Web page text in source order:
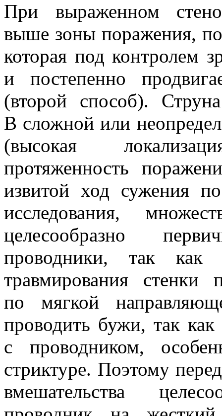
При выраженном
выше зоны поражения, по
которая под контролем
и постепенно
(второй способ).
В сложной или
(высокая
протяженность
извитой ход сужения
исследования,
целесообразно
проводники, так как
травмирования
по мягкой
проводить бужи, так как
с проводником,
стриктуре. Поэтому
вмешательства